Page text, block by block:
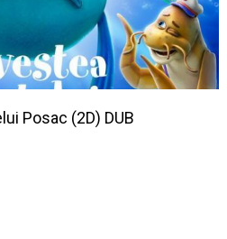
Posac (2D) DUB